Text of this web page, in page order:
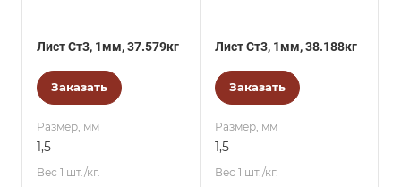
Лист Ст3, 1мм, 37.579кг
Заказать
Размер, мм
1,5
Вес 1 шт./кг.
Лист Ст3, 1мм, 38.188кг
Заказать
Размер, мм
1,5
Вес 1 шт./кг.